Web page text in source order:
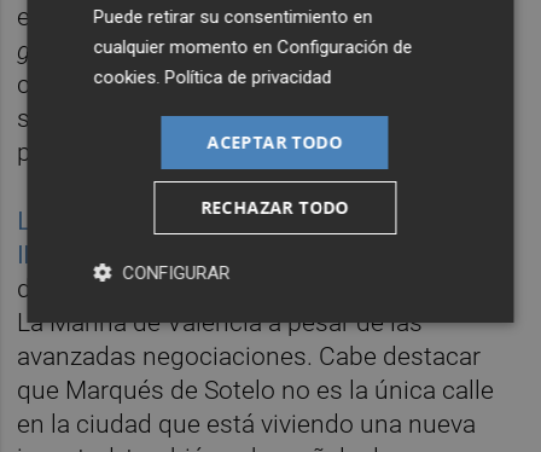
el número 4, para abrir su primer tienda
gourmeten la ciudad bajo la marcaFornés
con un estilo urbanita pensada para
satisfacer las necesidades de quien camina
por el centro.
La cervecera estadounidense
descartar la construcción de una fábrica en
La Marina de València a pesar de las
avanzadas negociaciones. Cabe destacar
que Marqués de Sotelo no es la única calle
en la ciudad que está viviendo una nueva
Puede retirar su consentimiento en
cualquier momento enConfiguración de
cookies.Política de privacidad
ACEPTAR TODO
RECHAZAR TODO
CONFIGURAR